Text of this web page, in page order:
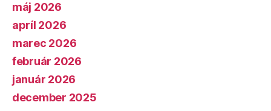
máj 2026
apríl 2026
marec 2026
február 2026
január 2026
december 2025